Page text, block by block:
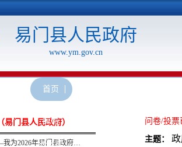
易门县人民政府
www.ym.gov.cn
首页
障碍
长者模
（易门县人民政府）
1、政府工作报告@您——我为2026年易门县政府工作报告建言献策
问卷/投票
主题：